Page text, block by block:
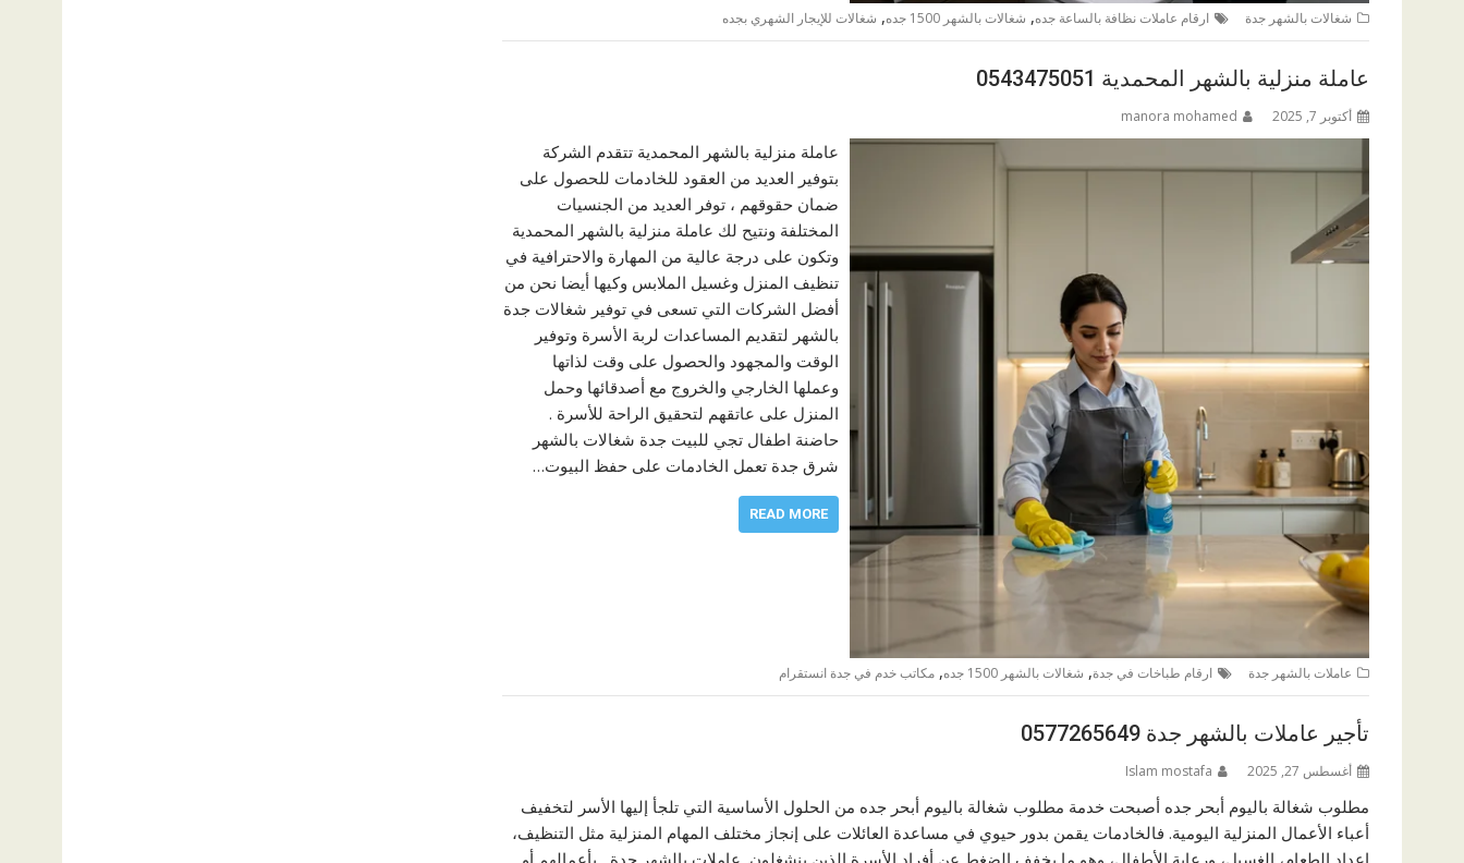
شغالات بالشهر جدة ارقام عاملات نظافة بالساعة جده, شغالات بالشهر 1500 جده , شغالات للإيجار الشهري بجده
عاملة منزلية بالشهر المحمدية 0543475051
أكتوبر 7, 2025 manora mohamed
عاملة منزلية بالشهر المحمدية تتقدم الشركة
بتوفير العديد من العقود للخادمات للحصول على
ضمان حقوقهم ، توفر العديد من الجنسيات
المختلفة ونتيح لك عاملة منزلية بالشهر المحمدية
وتكون على درجة عالية من المهارة والاحترافية في
تنظيف المنزل وغسيل الملابس وكيها أيضا نحن من
أفضل الشركات التي تسعى في توفير شغالات جدة
بالشهر لتقديم المساعدات لربة الأسرة وتوفير
الوقت والمجهود والحصول على وقت لذاتها
وعملها الخارجي والخروج مع أصدقائها وحمل
المنزل على عاتقهم لتحقيق الراحة للأسرة .
حاضنة اطفال تجي للبيت جدة شغالات بالشهر
شرق جدة تعمل الخادمات على حفظ البيوت…
READ MORE
عاملات بالشهر جدة ارقام طباخات في جدة, شغالات بالشهر 1500 جده , مكاتب خدم في جدة انستقرام
تأجير عاملات بالشهر جدة 0577265649
أغسطس 27, 2025 Islam mostafa
مطلوب شغالة باليوم أبحر جده أصبحت خدمة مطلوب شغالة باليوم أبحر جده من الحلول الأساسية التي تلجأ إليها الأسر لتخفيف
أعباء الأعمال المنزلية اليومية. فالخادمات يقمن بدور حيوي في مساعدة العائلات على إنجاز مختلف المهام المنزلية مثل التنظيف،
إعداد الطعام، الغسيل، ورعاية الأطفال، وهو ما يخفف الضغط عن أفراد الأسرة الذين ينشغلون عاملات بالشهر جدة بأعمالهم أو